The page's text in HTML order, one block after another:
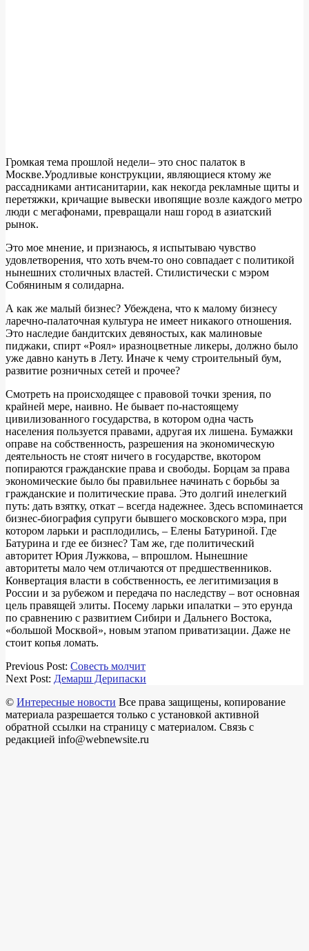
Громкая тема прошлой недели– это снос палаток в
Москве.Уродливые конструкции, являющиеся ктому же
рассадниками антисанитарии, как некогда рекламные щиты и
перетяжки, кричащие вывески ивопящие возле каждого метро
люди с мегафонами, превращали наш город в азиатский
рынок.
Это мое мнение, и признаюсь, я испытываю чувство
удовлетворения, что хоть вчем-то оно совпадает с политикой
нынешних столичных властей. Стилистически с мэром
Собяниным я солидарна.
А как же малый бизнес? Убеждена, что к малому бизнесу
ларечно-палаточная культура не имеет никакого отношения.
Это наследие бандитских девяностых, как малиновые
пиджаки, спирт «Роял» иразноцветные ликеры, должно было
уже давно кануть в Лету. Иначе к чему строительный бум,
развитие розничных сетей и прочее?
Смотреть на происходящее с правовой точки зрения, по
крайней мере, наивно. Не бывает по-настоящему
цивилизованного государства, в котором одна часть
населения пользуется правами, адругая их лишена. Бумажки
оправе на собственность, разрешения на экономическую
деятельность не стоят ничего в государстве, вкотором
попираются гражданские права и свободы. Борцам за права
экономические было бы правильнее начинать с борьбы за
гражданские и политические права. Это долгий инелегкий
путь: дать взятку, откат – всегда надежнее. Здесь вспоминается
бизнес-биография супруги бывшего московского мэра, при
котором ларьки и расплодились, – Елены Батуриной. Где
Батурина и где ее бизнес? Там же, где политический
авторитет Юрия Лужкова, – впрошлом. Нынешние
авторитеты мало чем отличаются от предшественников.
Конвертация власти в собственность, ее легитимизация в
России и за рубежом и передача по наследству – вот основная
цель правящей элиты. Посему ларьки ипалатки – это ерунда
по сравнению с развитием Сибири и Дальнего Востока,
«большой Москвой», новым этапом приватизации. Даже не
стоит копья ломать.
2018-
03-
Previous Post: Совесть молчит
Next Post: Демарш Дерипаски
© Интересные новости Все права защищены, копирование
материала разрешается только с установкой активной
обратной ссылки на страницу с материалом. Связь с
редакцией info@webnewsite.ru